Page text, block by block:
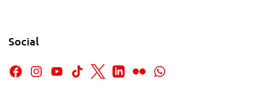
Social